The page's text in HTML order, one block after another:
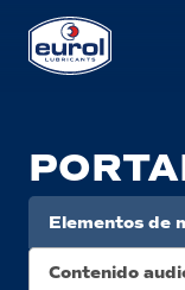
Elementos de
Contenido